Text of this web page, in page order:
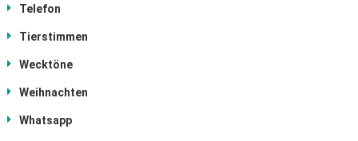
Telefon
Tierstimmen
Wecktöne
Weihnachten
Whatsapp